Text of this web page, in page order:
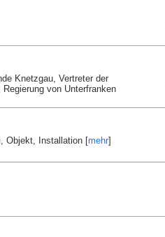
Knetzgau, Vertreter der
von Unterfranken
Objekt, Installation [mehr]